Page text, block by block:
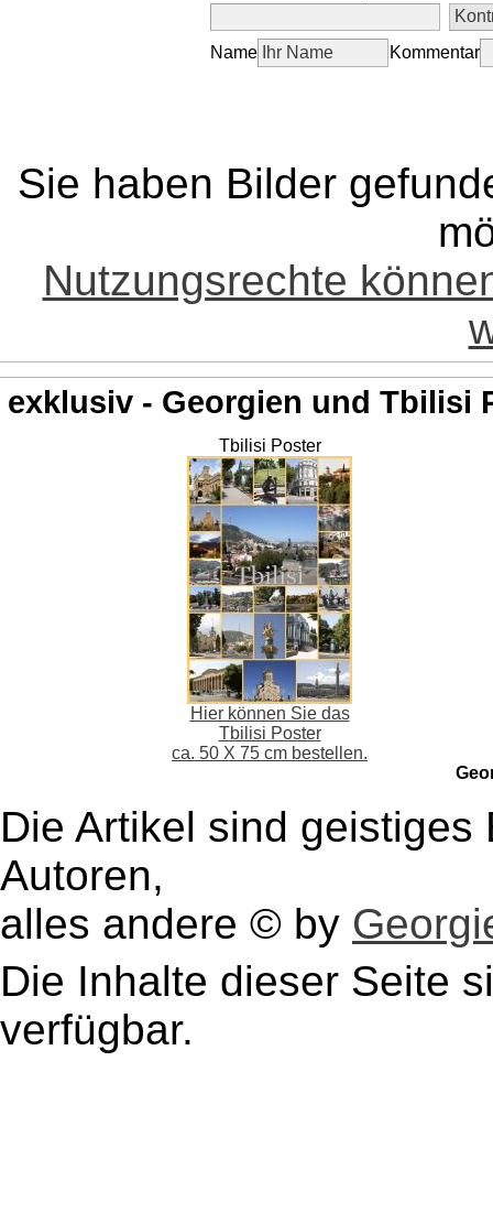
Name Kommentar
Sie haben Bilder
Nutzungsrechte
exklusiv - Georgien und Tbilisi
Tbilisi Poster
Hier können Sie das
Tbilisi Poster
ca. 50 X 75 cm bestellen.
Die Artikel sind
Autoren,
alles andere © by
Die Inhalte dieser Seite
verfügbar.